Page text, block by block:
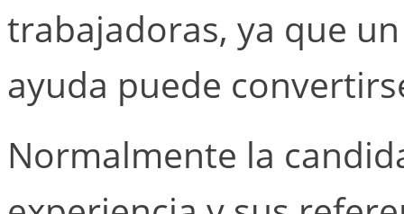
trabajadoras, ya que
ayuda puede
Normalmente la